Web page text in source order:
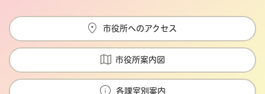
市役所へのアクセス
市役所案内図
各課室別案内